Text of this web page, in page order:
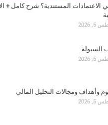
الاعتمادات المستندية؟ شرح كامل +
2026
السيولة
2026
وأهداف ومجالات التحليل المالي
2026